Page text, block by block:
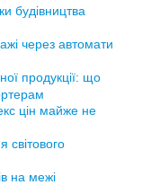
будівництва
через автомати
продукції: що
цін майже не
світового
на межі